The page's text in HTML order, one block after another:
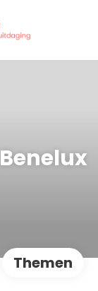
Benelux
Themen